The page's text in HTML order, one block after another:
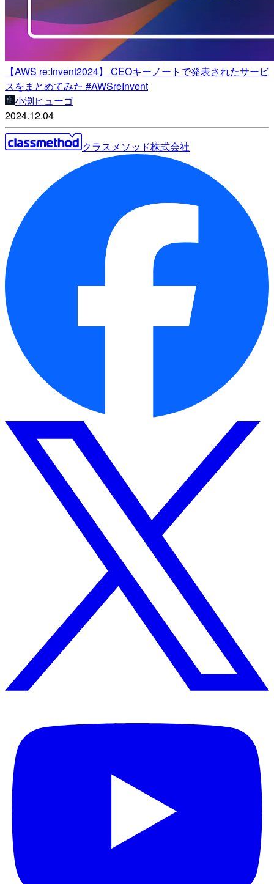
【AWS re:Invent2024】 CEOキーノートで発表されたサービ
スをまとめてみた #AWSreInvent
小渕ヒューゴ
2024.12.04
クラスメソッド株式会社